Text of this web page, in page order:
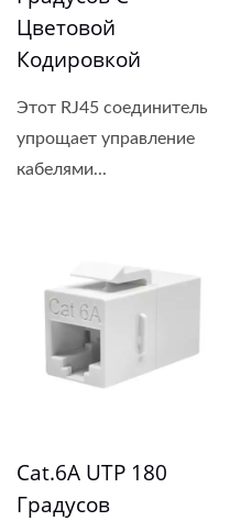
Цветовой
Кодировкой
Этот RJ45 соединитель
упрощает управление
кабелями...
Cat.6A UTP 180
Градусов